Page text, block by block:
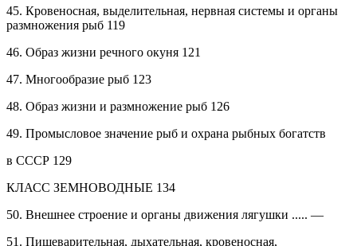
45. Кровеносная, выделительная, нервная системы и органы
размножения рыб 119
46. Образ жизни речного окуня 121
47. Многообразие рыб 123
48. Образ жизни и размножение рыб 126
49. Промысловое значение рыб и охрана рыбных богатств
в СССР 129
КЛАСС ЗЕМНОВОДНЫЕ 134
50. Внешнее строение и органы движения лягушки ..... —
51. Пищеварительная, дыхательная, кровеносная,